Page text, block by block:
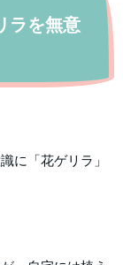
ラを無意
に「花ゲリラ」